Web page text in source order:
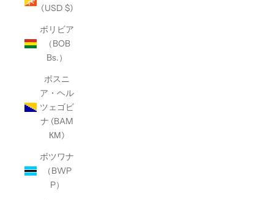
(USD $)
ボリビア
（BOB
Bs.）
ボスニ
ア・ヘル
ツェゴビ
ナ (BAM
КМ)
ボツワナ
（BWP
P）